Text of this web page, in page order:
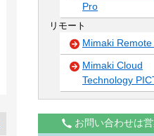
Pro
リモート
Mimaki Remote
Mimaki Cloud
Technology
お問い合わせは